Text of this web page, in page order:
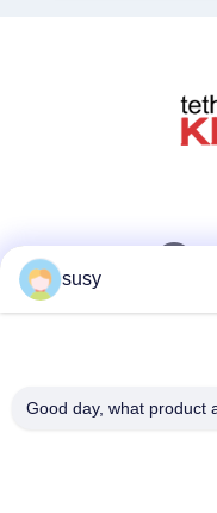
susy
Good day, what product